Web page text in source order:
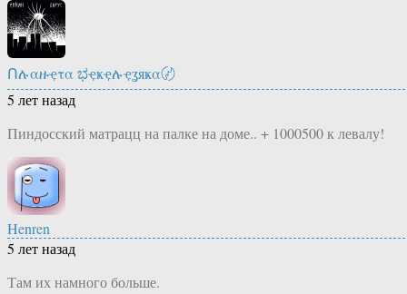
Ոሉαዙҿτα ಭҿҝҿሉҿʓяҝα〄
5 лет назад
Пиндосский матрацц на палке на доме.. + 1000500 к левалу!
Henren
5 лет назад
Там их намного больше.